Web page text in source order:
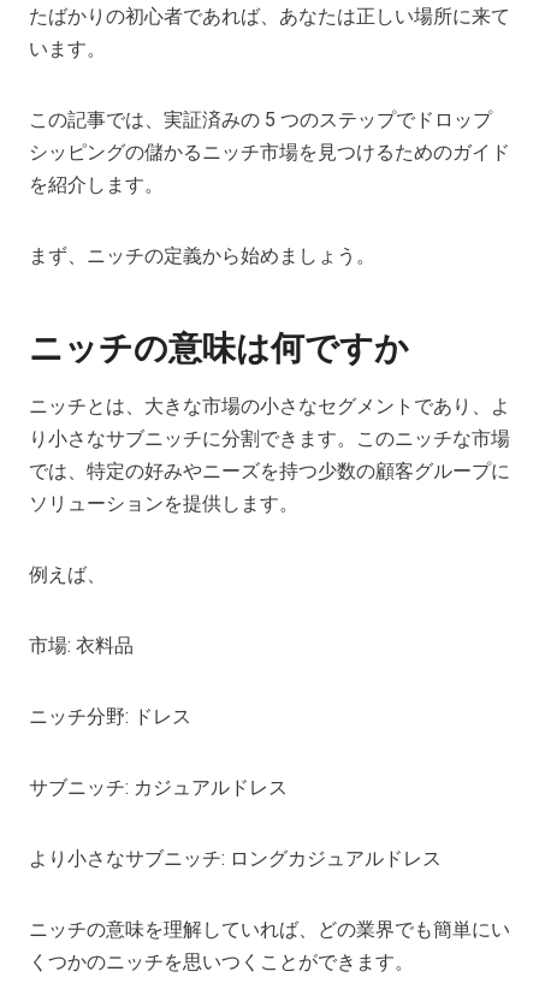
たばかりの初心者であれば、あなたは正しい場所に来て
います。
この記事では、実証済みの 5 つのステップでドロップ
シッピングの儲かるニッチ市場を見つけるためのガイド
を紹介します。
まず、ニッチの定義から始めましょう。
ニッチの意味は何ですか
ニッチとは、大きな市場の小さなセグメントであり、よ
り小さなサブニッチに分割できます。このニッチな市場
では、特定の好みやニーズを持つ少数の顧客グループに
ソリューションを提供します。
例えば、
市場: 衣料品
ニッチ分野: ドレス
サブニッチ: カジュアルドレス
より小さなサブニッチ: ロングカジュアルドレス
ニッチの意味を理解していれば、どの業界でも簡単にい
くつかのニッチを思いつくことができます。